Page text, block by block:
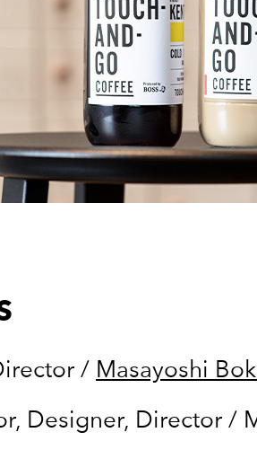
/ Masayoshi
Designer, Director /